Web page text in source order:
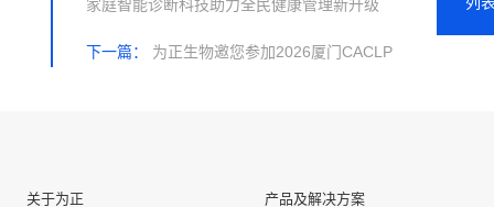
家庭智能诊断科技助力全民健康管理新升级
下一篇： 为正生物邀您参加2026厦门CACLP
关于为正 产品及解决方案